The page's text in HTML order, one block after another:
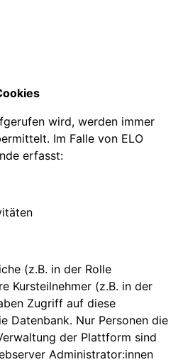
wird, werden immer
Im Falle von ELO
erfasst:
(z.B. in der Rolle
Kursteilnehmer (z.B. in der
Zugriff auf diese
Datenbank. Nur Personen die
der Plattform sind
Administrator:innen